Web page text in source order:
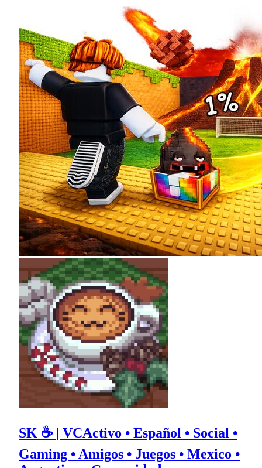
SK ☕ | VCActivo • Español • Social •
Gaming • Amigos • Juegos • Mexico •